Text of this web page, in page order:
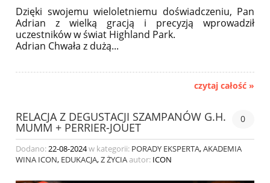
Dzięki swojemu wieloletniemu doświadczeniu, Pan
Adrian z wielką gracją i precyzją wprowadził
uczestników w świat Highland Park.
Adrian Chwała z dużą...
czytaj całość »
RELACJA Z DEGUSTACJI SZAMPANÓW G.H.
MUMM + PERRIER-JOUET
0
Dodano:22-08-2024w kategorii: PORADY EKSPERTA,AKADEMIA
WINA ICON, EDUKACJA,Z ŻYCIAautor: ICON